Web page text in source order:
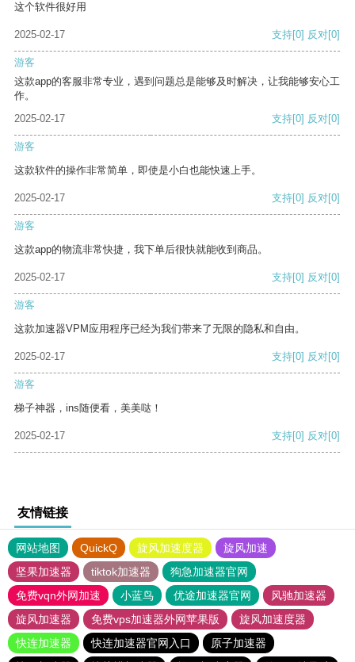
这个软件很好用
2025-02-17 支持[0] 反对[0]
游客
这款app的客服非常专业，遇到问题总是能够及时解决，让我能够安心工
作。
2025-02-17
支持[0] 反对[0]
游客
这款软件的操作非常简单，即使是小白也能快速上手。
2025-02-17 支持[0] 反对[0]
游客
这款app的物流非常快捷，我下单后很快就能收到商品。
2025-02-17 支持[0] 反对[0]
游客
这款加速器VPM应用程序已经为我们带来了无限的隐私和自由。
2025-02-17 支持[0] 反对[0]
游客
梯子神器，ins随便看，美美哒！
2025-02-17 支持[0] 反对[0]
友情链接
网站地图 QuickQ 旋风加速度器
旋风加速
坚果加速器
tiktok加速器
狗急加速器官网
免费vqn外网加速
小蓝鸟 优途加速器官网
风驰加速器
旋风加速器
免费vps加速器外网苹果版
旋风加速度器
快连加速器
快连加速器官网入口
原子加速器